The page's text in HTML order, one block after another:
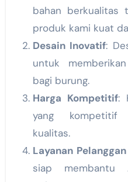
bahan berkualitas
produk kami kuat
Desain Inovatif:
untuk
bagi burung.
Harga Kompetitif:
yang kompetitif
kualitas.
Layanan
siap membantu